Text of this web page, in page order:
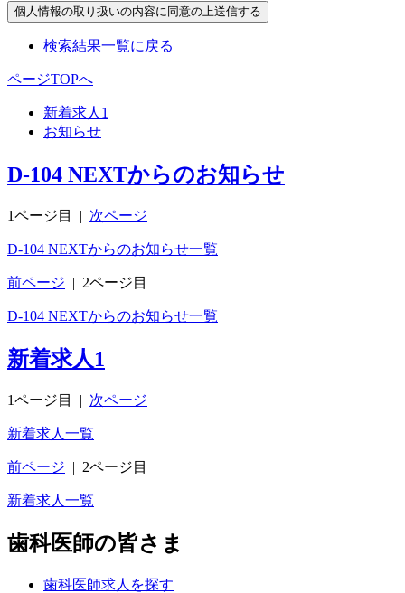
検索結果一覧に戻る
ページTOPへ
新着求人 1
お知らせ
D-104 NEXTからのお知らせ
1ページ目 | 次ページ
D-104 NEXTからのお知らせ一覧
前ページ | 2ページ目
D-104 NEXTからのお知らせ一覧
新着求人1
1ページ目 | 次ページ
新着求人一覧
前ページ | 2ページ目
新着求人一覧
歯科医師の皆さま
歯科医師求人を探す